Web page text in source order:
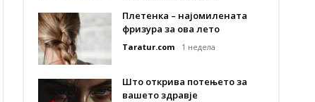
Плетенка – најомилената
фризура за ова лето
Taratur.com 1 недела
Што открива потењето за
вашето здравје